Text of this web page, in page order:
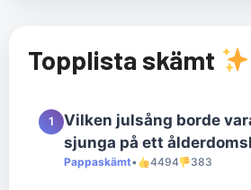
Topplista skämt
1
Vilken julsång borde
sjunga på ett
Pappaskämt• 4494 383